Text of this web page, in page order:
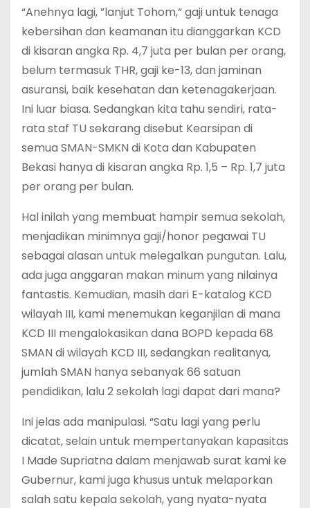
“Anehnya lagi, ”lanjut Tohom,“ gaji untuk tenaga
kebersihan dan keamanan itu dianggarkan KCD
di kisaran angka Rp. 4,7 juta per bulan per orang,
belum termasuk THR, gaji ke-13, dan jaminan
asuransi, baik kesehatan dan ketenagakerjaan.
Ini luar biasa. Sedangkan kita tahu sendiri, rata-
rata staf TU sekarang disebut Kearsipan di
semua SMAN-SMKN di Kota dan Kabupaten
Bekasi hanya di kisaran angka Rp. 1,5 – Rp. 1,7 juta
per orang per bulan.
Hal inilah yang membuat hampir semua sekolah,
menjadikan minimnya gaji/honor pegawai TU
sebagai alasan untuk melegalkan pungutan. Lalu,
ada juga anggaran makan minum yang nilainya
fantastis. Kemudian, masih dari E-katalog KCD
wilayah III, kami menemukan keganjilan di mana
KCD III mengalokasikan dana BOPD kepada 68
SMAN di wilayah KCD III, sedangkan realitanya,
jumlah SMAN hanya sebanyak 66 satuan
pendidikan, lalu 2 sekolah lagi dapat dari mana?
Ini jelas ada manipulasi. “Satu lagi yang perlu
dicatat, selain untuk mempertanyakan kapasitas
I Made Supriatna dalam menjawab surat kami ke
Gubernur, kami juga khusus untuk melaporkan
salah satu kepala sekolah, yang nyata-nyata